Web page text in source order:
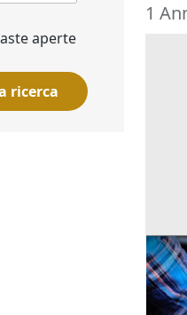
aperte
ricerca
1